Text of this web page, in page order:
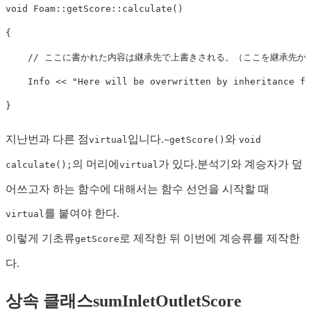
void Foam :: getScore :: calculate ( )
{
// ここに書かれた内容は継承先で上書きされる。（ここを継承先か
    Info
<< "Here will be overwritten by inheritance
}
지난번과 다른 점virtual 입니다.~getScore() 와 void
calculate(); 의 머리에 virtual 가 있다.분석기와 계승자가 덮
어쓰고자 하는 함수에 대해서는 함수 선언을 시작할 때
virtual 를 붙여야 한다.
이렇게 기초류getScore 로 제작한 뒤 이번에 계승류를 제작한
다.
상속 클래스sumInletOutletScore